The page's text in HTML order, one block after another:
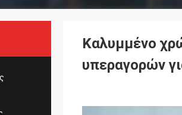
Καλυμμένο
υπεραγορών